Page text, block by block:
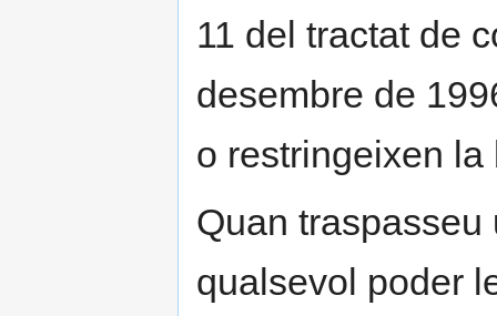
11 del tractat de
desembre de
o restringeixen
Quan
qualsevol poder